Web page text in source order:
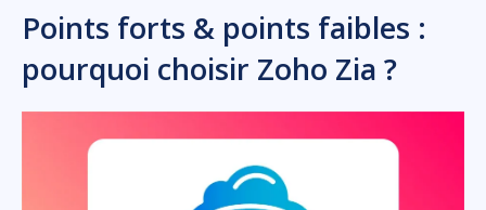
Points forts & points faibles :
pourquoi choisir Zoho Zia ?